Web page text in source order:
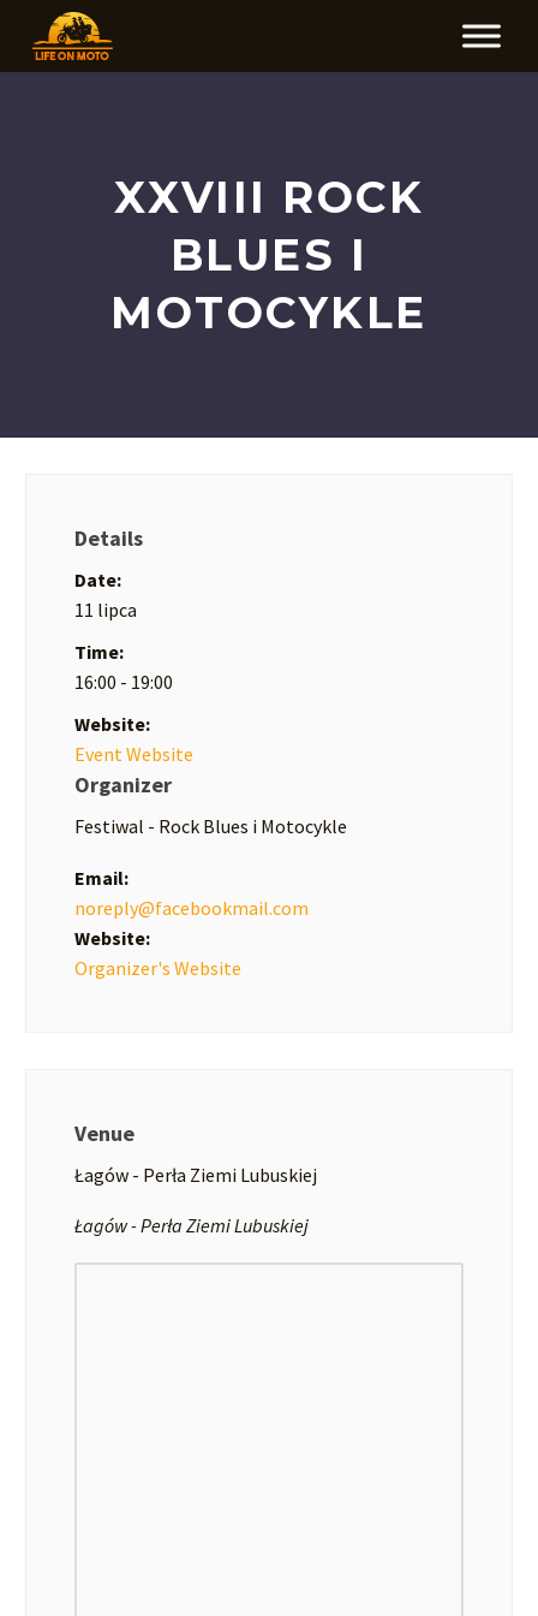
XXVIII ROCK
BLUES I
MOTOCYKLE
Details
Date:
11 lipca
Time:
16:00 - 19:00
Website:
Event Website
Organizer
Festiwal - Rock Blues i Motocykle
Email:
noreply@facebookmail.com
Website:
Organizer's Website
Venue
Łagów - Perła Ziemi Lubuskiej
Łagów - Perła Ziemi Lubuskiej